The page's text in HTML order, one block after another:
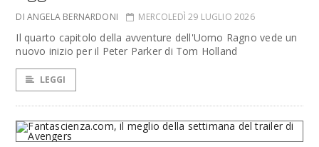
DI ANGELA BERNARDONI MERCOLEDÌ 29 LUGLIO 2026
Il quarto capitolo della avventure dell'Uomo Ragno vede un
nuovo inizio per il Peter Parker di Tom Holland
LEGGI